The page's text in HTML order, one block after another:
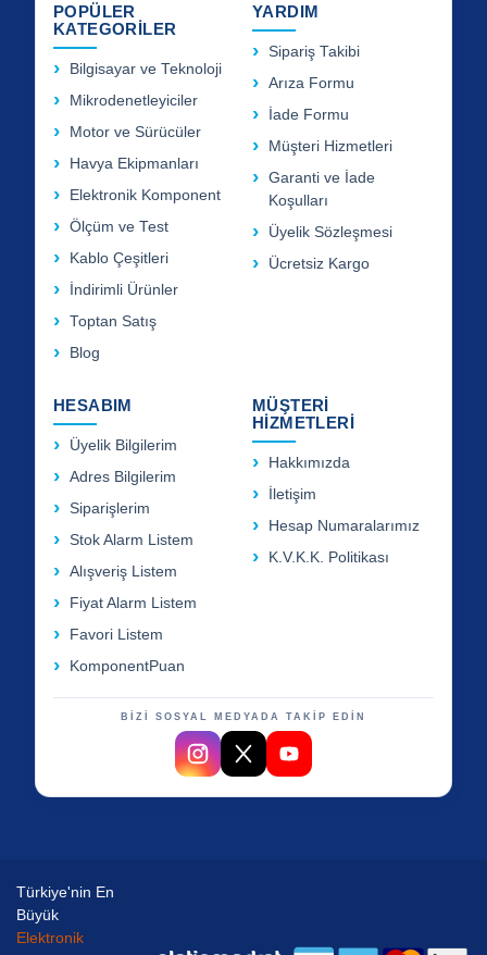
POPÜLER
KATEGORİLER
Bilgisayar ve Teknoloji
Mikrodenetleyiciler
Motor ve Sürücüler
Havya Ekipmanları
Elektronik Komponent
Ölçüm ve Test
Kablo Çeşitleri
İndirimli Ürünler
Toptan Satış
Blog
YARDIM
Sipariş Takibi
Arıza Formu
İade Formu
Müşteri Hizmetleri
Garanti ve İade
Koşulları
Üyelik Sözleşmesi
Ücretsiz Kargo
HESABIM
Üyelik Bilgilerim
Adres Bilgilerim
Siparişlerim
Stok Alarm Listem
Alışveriş Listem
Fiyat Alarm Listem
Favori Listem
KomponentPuan
MÜŞTERİ
HİZMETLERİ
Hakkımızda
İletişim
Hesap Numaralarımız
K.V.K.K. Politikası
BİZİ SOSYAL MEDYADA TAKİP EDİN
Türkiye'nin En
Büyük
Elektronik